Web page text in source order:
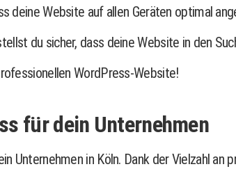
deine Website auf allen Geräten optimal
du sicher, dass deine Website in den
WordPress-Website!
für dein Unternehmen
Unternehmen in Köln. Dank der Vielzahl